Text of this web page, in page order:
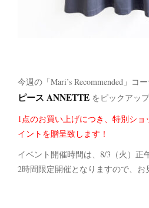
今週の「Mari’s Recommended」コー
ピース ANNETTE をピックアップ
1点のお買い上げにつき、特別ショ
イントを贈呈致します！
イベント開催時間は、8/3（火）正
2時間限定開催となりますので、お